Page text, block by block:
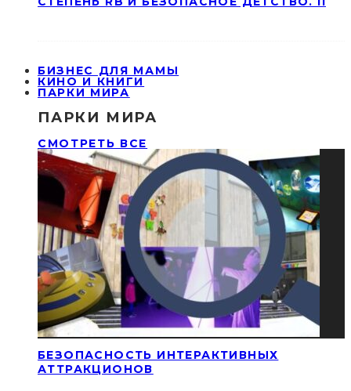
БИЗНЕС ДЛЯ МАМЫ
КИНО И КНИГИ
ПАРКИ МИРА
ПАРКИ МИРА
СМОТРЕТЬ ВСЕ
БЕЗОПАСНОСТЬ ИНТЕРАКТИВНЫХ
АТТРАКЦИОНОВ